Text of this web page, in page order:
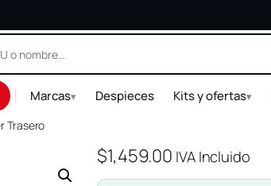
| Marcas▾ Despieces Kits y ofertas▾
Trasero
$1,459.00 IVA Incluido